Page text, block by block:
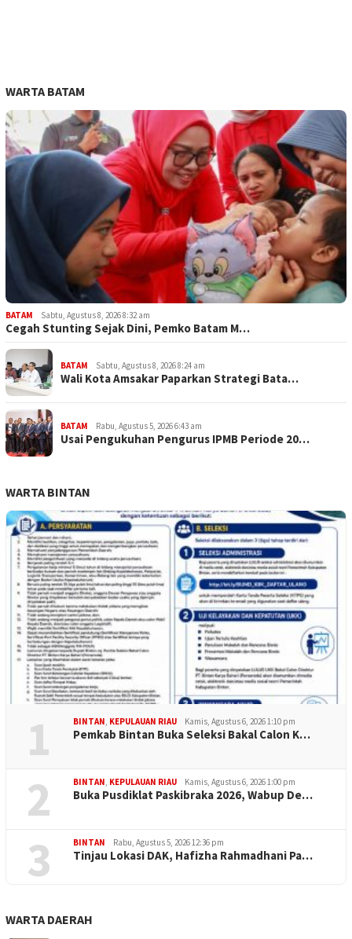
WARTA BATAM
BATAM Sabtu, Agustus 8, 2026 8:32 am
Cegah Stunting Sejak Dini, Pemko Batam M…
BATAM Sabtu, Agustus 8, 2026 8:24 am
Wali Kota Amsakar Paparkan Strategi Bata…
BATAM Rabu, Agustus 5, 2026 6:43 am
Usai Pengukuhan Pengurus IPMB Periode 20…
WARTA BINTAN
1 BINTAN, KEPULAUAN RIAU Kamis, Agustus 6, 2026 1:10 pm
Pemkab Bintan Buka Seleksi Bakal Calon K…
2 BINTAN, KEPULAUAN RIAU Kamis, Agustus 6, 2026 1:00 pm
Buka Pusdiklat Paskibraka 2026, Wabup De…
3 BINTAN Rabu, Agustus 5, 2026 12:36 pm
Tinjau Lokasi DAK, Hafizha Rahmadhani Pa…
WARTA DAERAH